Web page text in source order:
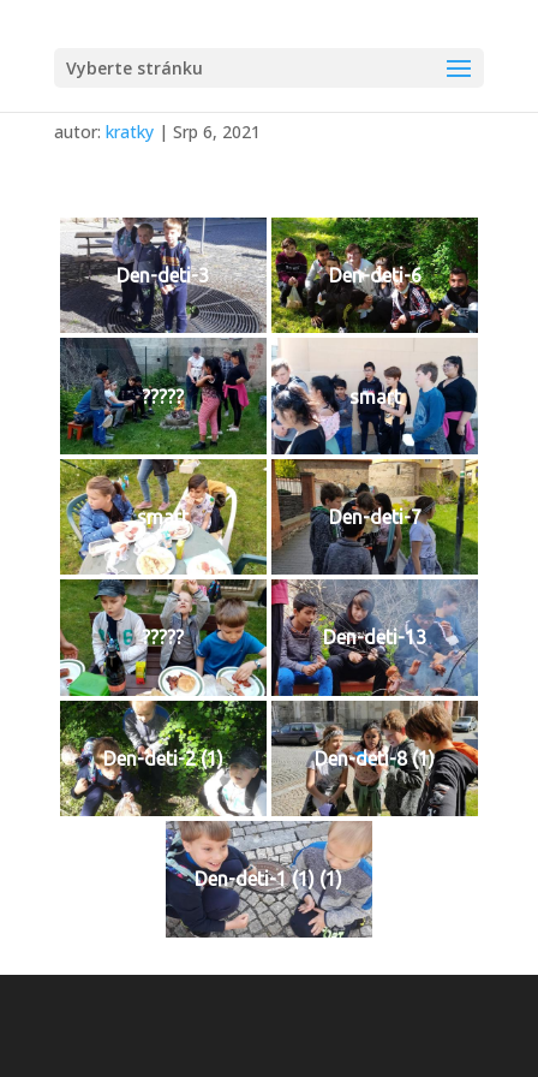
Vyberte stránku
DEN DĚTÍ 2021
autor: kratky| Srp 6, 2021
Den-deti-3 Den-deti-6
????? smart
smart Den-deti-7
????? Den-deti-13
Den-deti-2 (1) Den-deti-8 (1)
Den-deti-1 (1) (1)